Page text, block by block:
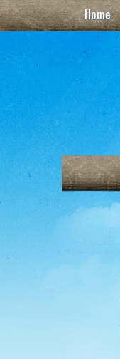
Home